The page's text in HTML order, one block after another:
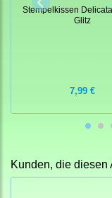
Stempelkissen
Glitz
7,99 €
Kunden, die diesen